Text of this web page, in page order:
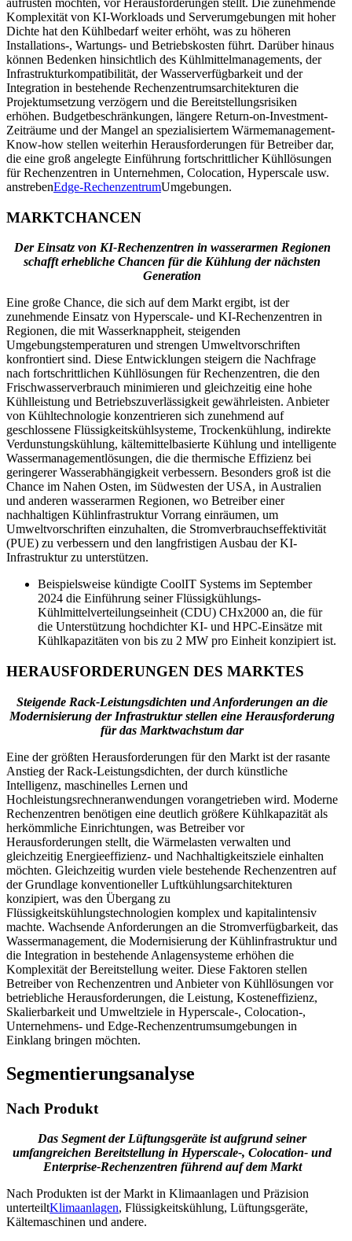
aufrüsten möchten, vor Herausforderungen stellt. Die zunehmende
Komplexität von KI-Workloads und Serverumgebungen mit hoher
Dichte hat den Kühlbedarf weiter erhöht, was zu höheren
Installations-, Wartungs- und Betriebskosten führt. Darüber hinaus
können Bedenken hinsichtlich des Kühlmittelmanagements, der
Infrastrukturkompatibilität, der Wasserverfügbarkeit und der
Integration in bestehende Rechenzentrumsarchitekturen die
Projektumsetzung verzögern und die Bereitstellungsrisiken
erhöhen. Budgetbeschränkungen, längere Return-on-Investment-
Zeiträume und der Mangel an spezialisiertem Wärmemanagement-
Know-how stellen weiterhin Herausforderungen für Betreiber dar,
die eine groß angelegte Einführung fortschrittlicher Kühllösungen
für Rechenzentren in Unternehmen, Colocation, Hyperscale usw.
anstrebenEdge-RechenzentrumUmgebungen.
MARKTCHANCEN
Der Einsatz von KI-Rechenzentren in wasserarmen Regionen
schafft erhebliche Chancen für die Kühlung der nächsten
Generation
Eine große Chance, die sich auf dem Markt ergibt, ist der
zunehmende Einsatz von Hyperscale- und KI-Rechenzentren in
Regionen, die mit Wasserknappheit, steigenden
Umgebungstemperaturen und strengen Umweltvorschriften
konfrontiert sind. Diese Entwicklungen steigern die Nachfrage
nach fortschrittlichen Kühllösungen für Rechenzentren, die den
Frischwasserverbrauch minimieren und gleichzeitig eine hohe
Kühlleistung und Betriebszuverlässigkeit gewährleisten. Anbieter
von Kühltechnologie konzentrieren sich zunehmend auf
geschlossene Flüssigkeitskühlsysteme, Trockenkühlung, indirekte
Verdunstungskühlung, kältemittelbasierte Kühlung und intelligente
Wassermanagementlösungen, die die thermische Effizienz bei
geringerer Wasserabhängigkeit verbessern. Besonders groß ist die
Chance im Nahen Osten, im Südwesten der USA, in Australien
und anderen wasserarmen Regionen, wo Betreiber einer
nachhaltigen Kühlinfrastruktur Vorrang einräumen, um
Umweltvorschriften einzuhalten, die Stromverbrauchseffektivität
(PUE) zu verbessern und den langfristigen Ausbau der KI-
Infrastruktur zu unterstützen.
Beispielsweise kündigte CoolIT Systems im September
2024 die Einführung seiner Flüssigkühlungs-
Kühlmittelverteilungseinheit (CDU) CHx2000 an, die für
die Unterstützung hochdichter KI- und HPC-Einsätze mit
Kühlkapazitäten von bis zu 2 MW pro Einheit konzipiert ist.
HERAUSFORDERUNGEN DES MARKTES
Steigende Rack-Leistungsdichten und Anforderungen an die
Modernisierung der Infrastruktur stellen eine Herausforderung
für das Marktwachstum dar
Eine der größten Herausforderungen für den Markt ist der rasante
Anstieg der Rack-Leistungsdichten, der durch künstliche
Intelligenz, maschinelles Lernen und
Hochleistungsrechneranwendungen vorangetrieben wird. Moderne
Rechenzentren benötigen eine deutlich größere Kühlkapazität als
herkömmliche Einrichtungen, was Betreiber vor
Herausforderungen stellt, die Wärmelasten verwalten und
gleichzeitig Energieeffizienz- und Nachhaltigkeitsziele einhalten
möchten. Gleichzeitig wurden viele bestehende Rechenzentren auf
der Grundlage konventioneller Luftkühlungsarchitekturen
konzipiert, was den Übergang zu
Flüssigkeitskühlungstechnologien komplex und kapitalintensiv
machte. Wachsende Anforderungen an die Stromverfügbarkeit, das
Wassermanagement, die Modernisierung der Kühlinfrastruktur und
die Integration in bestehende Anlagensysteme erhöhen die
Komplexität der Bereitstellung weiter. Diese Faktoren stellen
Betreiber von Rechenzentren und Anbieter von Kühllösungen vor
betriebliche Herausforderungen, die Leistung, Kosteneffizienz,
Skalierbarkeit und Umweltziele in Hyperscale-, Colocation-,
Unternehmens- und Edge-Rechenzentrumsumgebungen in
Einklang bringen möchten.
Segmentierungsanalyse
Nach Produkt
Das Segment der Lüftungsgeräte ist aufgrund seiner
umfangreichen Bereitstellung in Hyperscale-, Colocation- und
Enterprise-Rechenzentren führend auf dem Markt
Nach Produkten ist der Markt in Klimaanlagen und Präzision
unterteiltKlimaanlagen, Flüssigkeitskühlung, Lüftungsgeräte,
Kältemaschinen und andere.